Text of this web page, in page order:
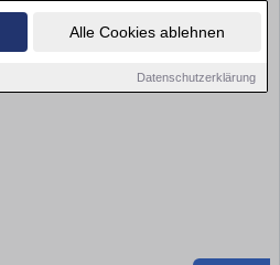
Alle Cookies ablehnen
Datenschutzerklärung